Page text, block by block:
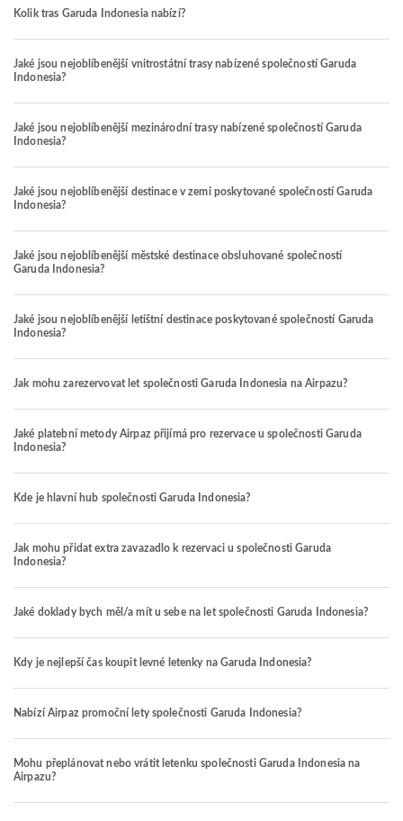
Kolik tras Garuda Indonesia nabízí?
Jaké jsou nejoblíbenější vnitrostátní trasy nabízené společností Garuda
Indonesia?
Jaké jsou nejoblíbenější mezinárodní trasy nabízené společností Garuda
Indonesia?
Jaké jsou nejoblíbenější destinace v zemi poskytované společností Garuda
Indonesia?
Jaké jsou nejoblíbenější městské destinace obsluhované společností
Garuda Indonesia?
Jaké jsou nejoblíbenější letištní destinace poskytované společností Garuda
Indonesia?
Jak mohu zarezervovat let společnosti Garuda Indonesia na Airpazu?
Jaké platební metody Airpaz přijímá pro rezervace u společnosti Garuda
Indonesia?
Kde je hlavní hub společnosti Garuda Indonesia?
Jak mohu přidat extra zavazadlo k rezervaci u společnosti Garuda
Indonesia?
Jaké doklady bych měl/a mít u sebe na let společnosti Garuda Indonesia?
Kdy je nejlepší čas koupit levné letenky na Garuda Indonesia?
Nabízí Airpaz promoční lety společnosti Garuda Indonesia?
Mohu přeplánovat nebo vrátit letenku společnosti Garuda Indonesia na
Airpazu?